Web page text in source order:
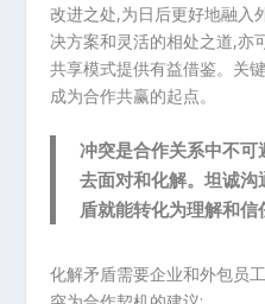
改进之处,为日后更好地融入
决方案和灵活的相处之道,亦
共享模式提供有益借鉴。关
成为合作共赢的起点。
冲突是合作关系中不
去面对和化解。坦诚
盾就能转化为理解和信
化解矛盾需要企业和外包员